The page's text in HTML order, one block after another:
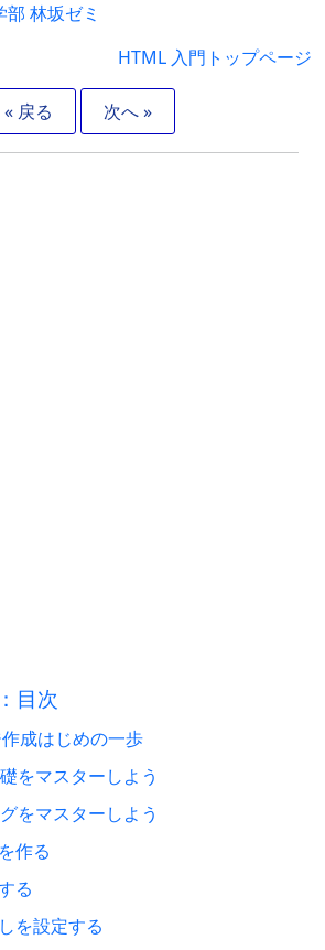
林坂ゼミ
HTML 入門トップページ
« 戻る 次へ »
目次
成はじめの一歩
をマスターしよう
をマスターしよう
作る
る
を設定する